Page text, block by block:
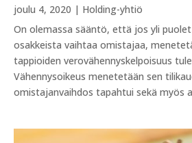
joulu 4, 2020 | Holding-yhtiö
On olemassa sääntö, että jos yli
osakkeista vaihtaa omistajaa,
tappioiden verovähennyskelpoisuus
Vähennysoikeus menetetään sen
omistajanvaihdos tapahtui sekä myös